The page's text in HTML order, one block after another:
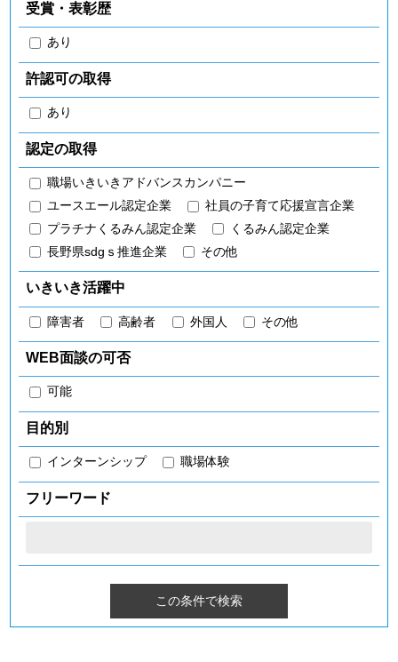
受賞・表彰歴
あり
許認可の取得
あり
認定の取得
職場いきいきアドバンスカンパニー
ユースエール認定企業
社員の子育て応援宣言企業
プラチナくるみん認定企業
くるみん認定企業
長野県sdgｓ推進企業
その他
いきいき活躍中
障害者 高齢者 外国人 その他
WEB面談の可否
可能
目的別
インターンシップ 職場体験
フリーワード